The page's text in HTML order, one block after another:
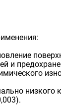
и
низкого